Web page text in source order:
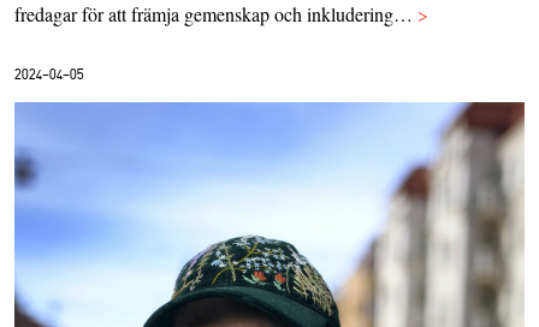
fredagar för att främja gemenskap och inkludering… >
2024-04-05